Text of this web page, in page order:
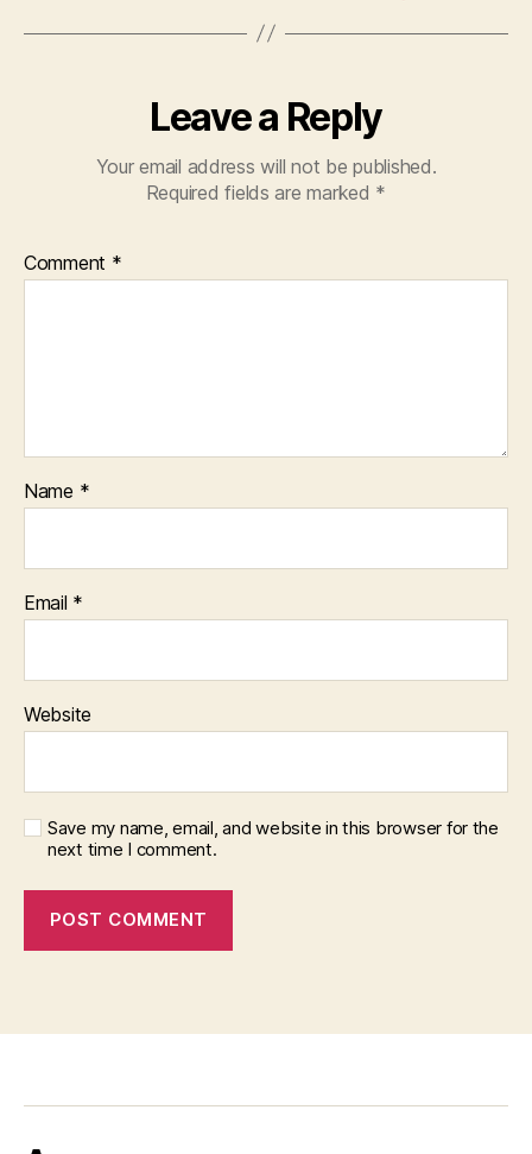
Leave a Reply
Your email address will not be published.
Required fields are marked *
Comment *
Name *
Email *
Website
Save my name, email, and website in this browser for the
next time I comment.